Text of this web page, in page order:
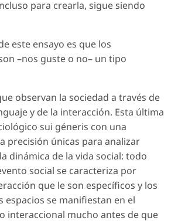
para crearla, sigue siendo
este ensayo es que los
–nos guste o no– un tipo
observan la sociedad a través de
y de la interacción. Esta última
sui géneris con una
precisión únicas para analizar
dinámica de la vida social: todo
social se caracteriza por
que le son específicos y los
espacios se manifiestan en el
interaccional mucho antes de que